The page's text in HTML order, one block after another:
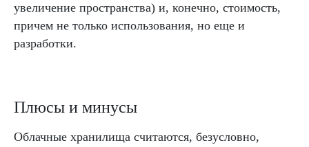
увеличение пространства) и, конечно, стоимость,
причем не только использования, но еще и
разработки.
Плюсы и минусы
Облачные хранилища считаются, безусловно,